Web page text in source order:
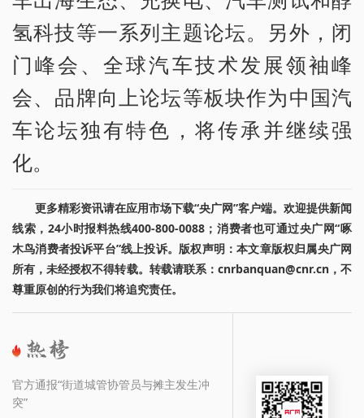
氢科技等一系列主题论坛。另外，闭
门峰会、全球汽车技术发展领袖峰
会、品牌向上论坛等板块作为中国汽
车论坛独有特色，将传承并继续强
化。
更多精彩资讯请在应用市场下载“央广网”客户端。欢迎提供新闻
线索，24小时报料热线400-800-0088；消费者也可通过央广网“啄
木鸟消费者投诉平台”线上投诉。版权声明：本文章版权归属央广网
所有，未经授权不得转载。转载请联系：cnrbanquan@cnr.cn，不
尊重原创的行为我们将追究责任。
官方通报“街道城管协管员与摊主发生冲
突”